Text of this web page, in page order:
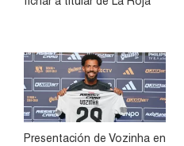
Presentación de Vozinha en